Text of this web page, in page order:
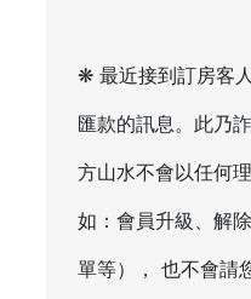
❋ 最近接到訂房客
匯款的訊息。此乃
方山水不會以任何
如：會員升級、解
單等）， 也不會請